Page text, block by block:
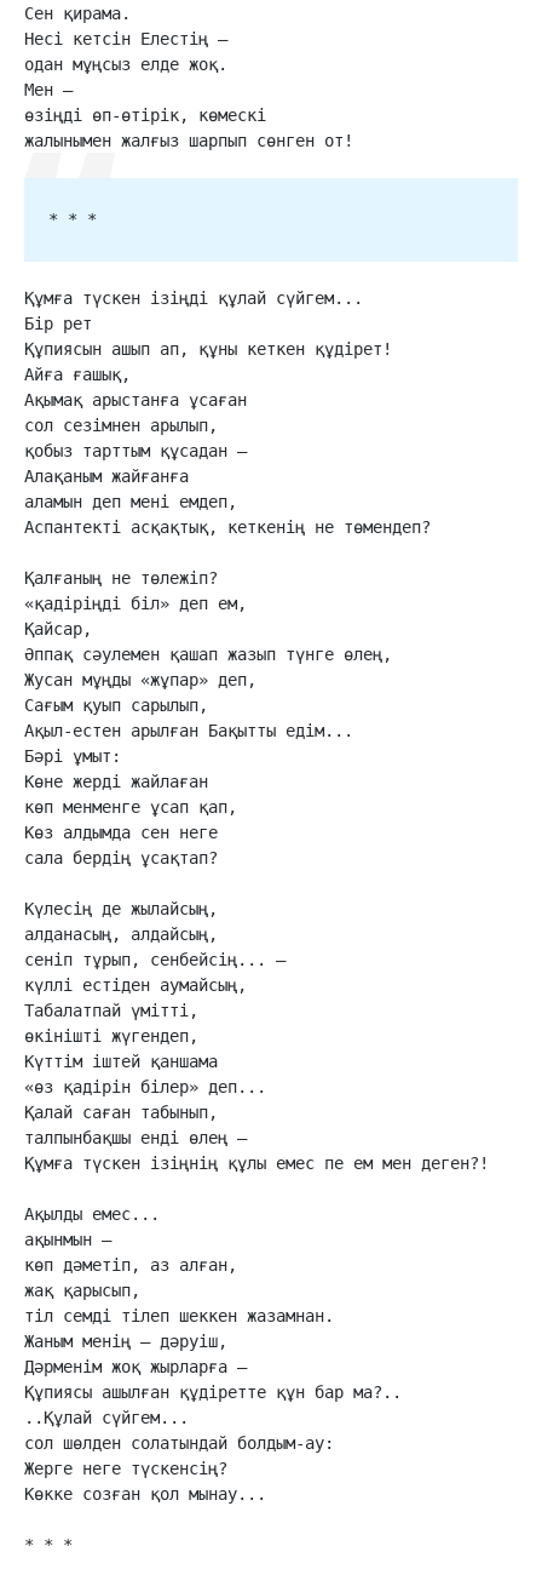
Сен қирама.
Несі кетсін Елестің –
одан мұңсыз елде жоқ.
Мен –
өзіңді өп-өтірік, көмескі
жалынымен жалғыз шарпып сөнген от!
* * *
Құмға түскен ізіңді құлай сүйгем...
Бір рет
Құпиясын ашып ап, құны кеткен құдірет!
Айға ғашық,
Ақымақ арыстанға ұсаған
сол сезімнен арылып,
қобыз тарттым құсадан —
Алақаным жайғанға
аламын деп мені емдеп,
Аспантекті асқақтық, кеткенің не төмендеп?
Қалғаның не төлежіп?
«қадіріңді біл» деп ем,
Қайсар,
Әппақ сәулемен қашап жазып түнге өлең,
Жусан мұңды «жұпар» деп,
Сағым қуып сарылып,
Ақыл-естен арылған Бақытты едім...
Бәрі ұмыт:
Көне жерді жайлаған
көп менменге ұсап қап,
Көз алдымда сен неге
сала бердің ұсақтап?
Күлесің де жылайсың,
алданасың, алдайсың,
сеніп тұрып, сенбейсің... —
күллі естіден аумайсың,
Табалатпай үмітті,
өкінішті жүгендеп,
Күттім іштей қаншама
«өз қадірін білер» деп...
Қалай саған табынып,
талпынбақшы енді өлең –
Құмға түскен ізіңнің құлы емес пе ем мен деген?!
Ақылды емес...
ақынмын —
көп дәметіп, аз алған,
жақ қарысып,
тіл семді тілеп шеккен жазамнан.
Жаным менің — дәруіш,
Дәрменім жоқ жырларға —
Құпиясы ашылған құдіретте құн бар ма?..
..Құлай сүйгем...
сол шөлден солатындай болдым-ау:
Жерге неге түскенсің?
Көкке созған қол мынау...
* * *